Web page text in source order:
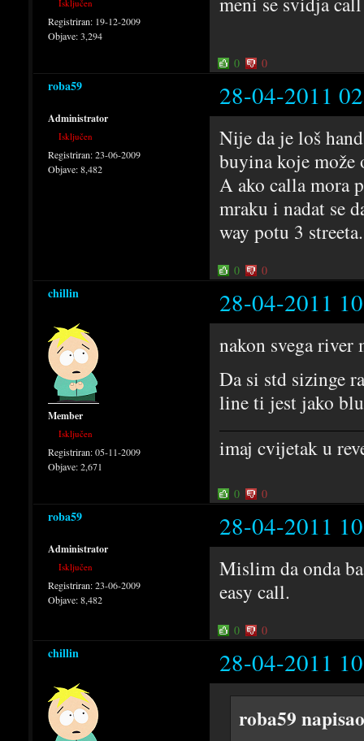
Isključen
Registriran: 19-12-2009
Objave:3,294
0 0
roba59 28-04-2011
Administrator
Isključen
Registriran:23-06-2009
Objave:8,482
Nije da je loš
buyina koje
A ako calla mora
mraku i nadat se
way potu 3 streeta.
0 0
chillin 28-04-2011
Member
Isključen
Registriran:05-11-2009
Objave:2,671
nakon svega
Da si std sizinge
line ti jest jako
imaj cvijetak u
0 0
roba59 28-04-2011
Administrator
Isključen
Registriran:23-06-2009
Objave:8,482
Mislim da onda
easy call.
0 0
chillin 28-04-2011
roba59